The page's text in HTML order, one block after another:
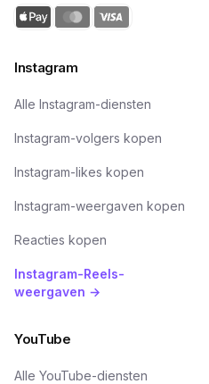
Instagram
Alle Instagram-diensten
Instagram-volgers kopen
Instagram-likes kopen
Instagram-weergaven kopen
Reacties kopen
Instagram-Reels-
weergaven →
YouTube
Alle YouTube-diensten